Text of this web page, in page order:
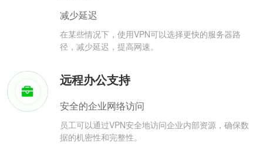
减少延迟
在某些情况下，使用VPN可以选择更快的服务器路
径，减少延迟，提高网速。
远程办公支持
安全的企业网络访问
员工可以通过VPN安全地访问企业内部资源，确保数
据的机密性和完整性。